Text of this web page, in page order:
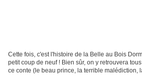
Cette fois, c'est l'histoire de la Belle au Bois
petit coup de neuf ! Bien sûr, on y retrouvera
ce conte (le beau prince, la terrible malédiction,